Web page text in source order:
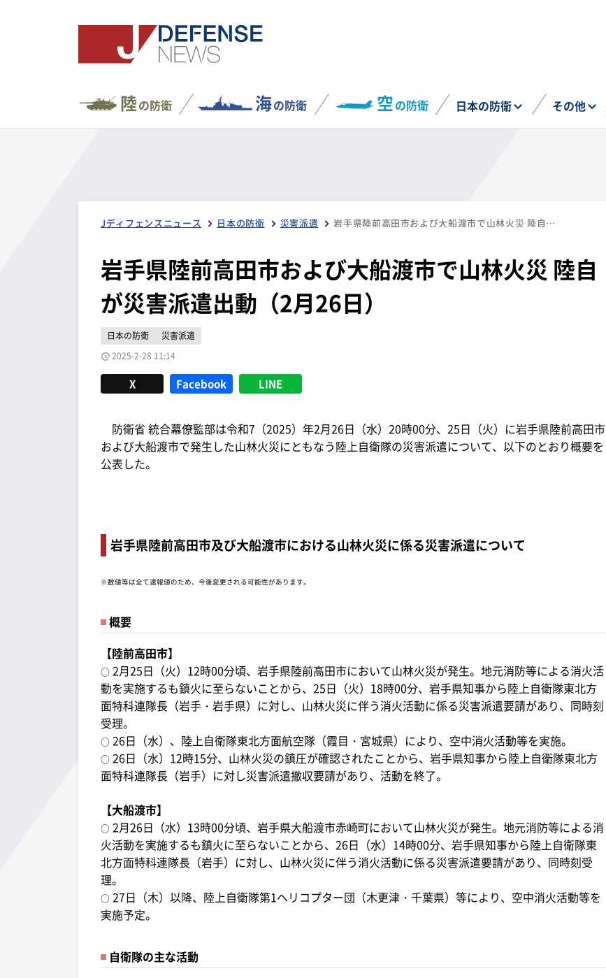
陸の防衛 海の防衛 空の防衛 日本の防衛 その他
Jディフェンスニュース 日本の防衛 災害派遣 岩手県陸前高田市および大船渡市で山林火災 陸自が災害派遣出動（2月26日）
岩手県陸前高田市および大船渡市で山林火災 陸自
が災害派遣出動（2月26日）
日本の防衛
災害派遣
2025-2-28 11:14
X Facebook LINE
防衛省 統合幕僚監部は令和7（2025）年2月26日（水）20時00分、25日（火）に岩手県陸前高田市
および大船渡市で発生した山林火災にともなう陸上自衛隊の災害派遣について、以下のとおり概要を
公表した。
岩手県陸前高田市及び大船渡市における山林火災に係る災害派遣について
※数値等は全て速報値のため、今後変更される可能性があります。
概要
【陸前高田市】
○ 2月25日（火）12時00分頃、岩手県陸前高田市において山林火災が発生。地元消防等による消火活
動を実施するも鎮火に至らないことから、25日（火）18時00分、岩手県知事から陸上自衛隊東北方
面特科連隊長（岩手・岩手県）に対し、山林火災に伴う消火活動に係る災害派遣要請があり、同時刻
受理。
○ 26日（水）、陸上自衛隊東北方面航空隊（霞目・宮城県）により、空中消火活動等を実施。
○ 26日（水）12時15分、山林火災の鎮圧が確認されたことから、岩手県知事から陸上自衛隊東北方
面特科連隊長（岩手）に対し災害派遣撤収要請があり、活動を終了。
【大船渡市】
○ 2月26日（水）13時00分頃、岩手県大船渡市赤崎町において山林火災が発生。地元消防等による消
火活動を実施するも鎮火に至らないことから、26日（水）14時00分、岩手県知事から陸上自衛隊東
北方面特科連隊長（岩手）に対し、山林火災に伴う消火活動に係る災害派遣要請があり、同時刻受
理。
○ 27日（木）以降、陸上自衛隊第1ヘリコプター団（木更津・千葉県）等により、空中消火活動等を
実施予定。
自衛隊の主な活動